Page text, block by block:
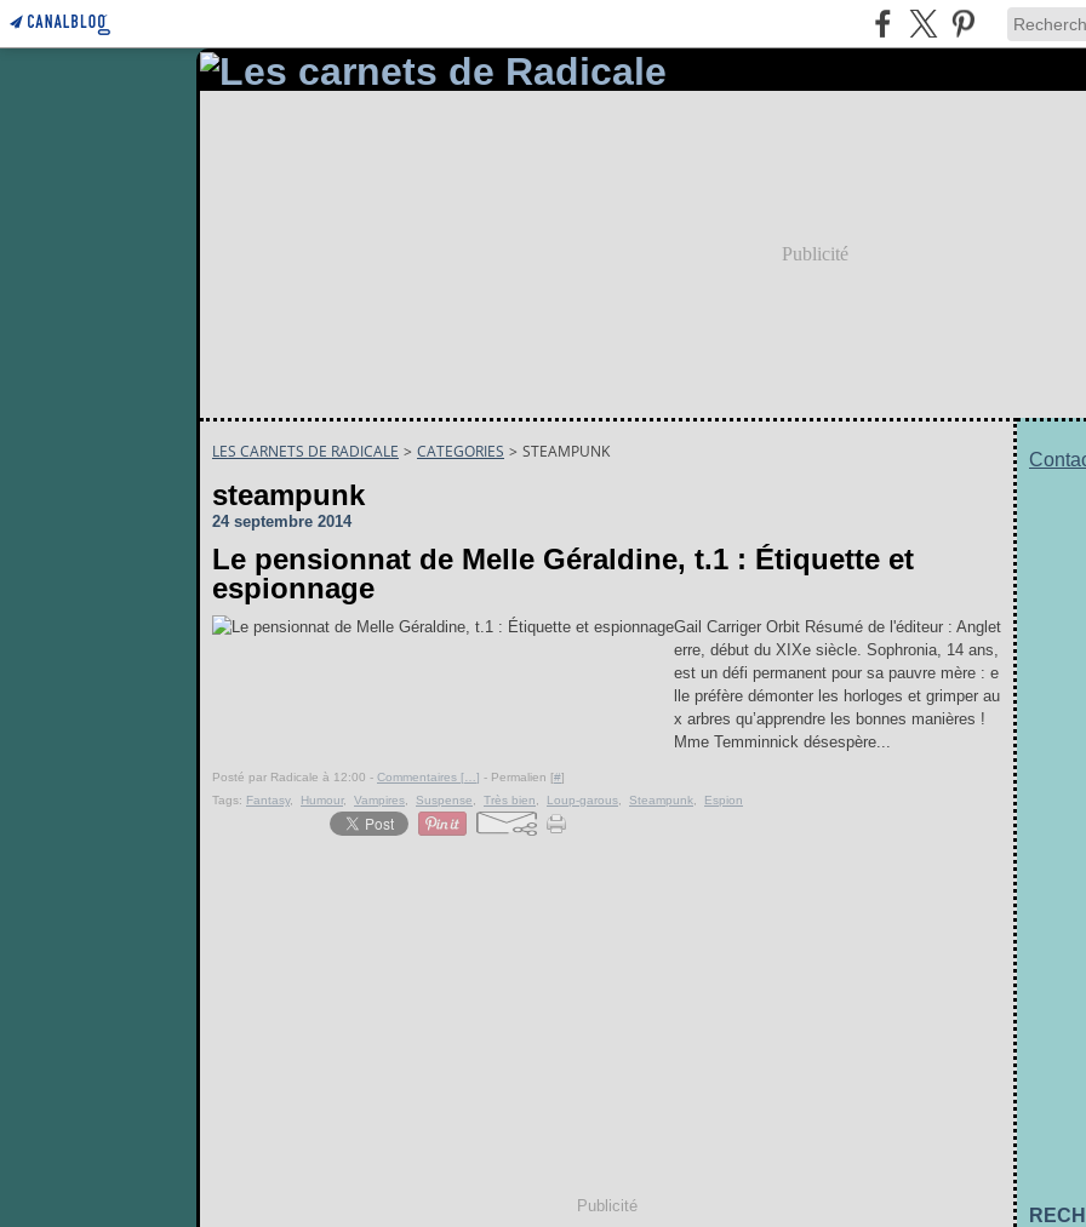
Publicité
LES CARNETS DE RADICALE > CATEGORIES > STEAMPUNK
steampunk
24 septembre 2014
Le pensionnat de Melle Géraldine, t.1 : Étiquette et
espionnage
Gail Carriger Orbit Résumé de l'éditeur : Anglet
erre, début du XIXe siècle. Sophronia, 14 ans,
est un défi permanent pour sa pauvre mère : e
lle préfère démonter les horloges et grimper au
x arbres qu’apprendre les bonnes manières !
Mme Temminnick désespère...
Posté par Radicale à 12:00 - Commentaires [ ] - Permalien [#]
Tags: Fantasy, Humour, Vampires Suspense Très bien Loup-garous Steampunk Espion
Publicité